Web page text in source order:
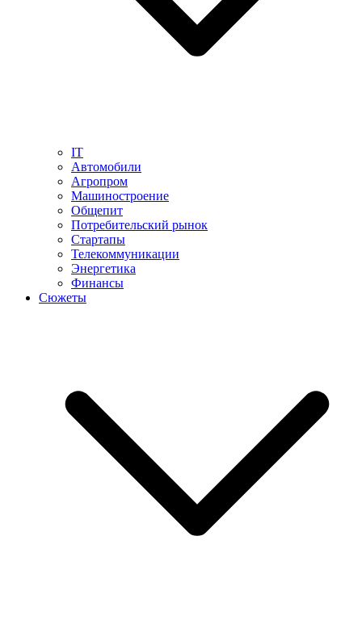
IT
Автомобили
Агропром
Машиностроение
Общепит
Потребительский рынок
Стартапы
Телекоммуникации
Энергетика
Финансы
Сюжеты